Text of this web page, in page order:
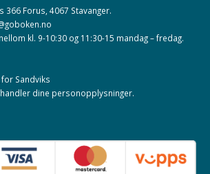
366 Forus, 4067 Stavanger.
kl. 9-10:30 og 11:30-15 mandag – fredag.
Sandviks
dine personopplysninger.